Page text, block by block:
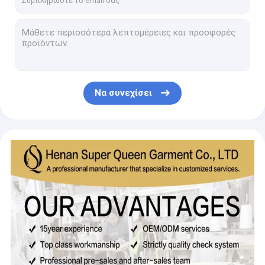
Ελαφριά παιχνίδια Τυποποιημένη κούκλα όπως δείχνει η φωτογραφία Ιδανικό δώρο για συνοδεία μωρού
Δώρο του Αγίου Βαλεντίνου Διακοσμητικά Γεμισμένα Ζώα 12cm-15cm Bear Pillow Toy
Φαρμακευτική τιμή Κούκλα Labubu χειροποίητο Κουστούμι διακόσμησης Πουλόβερ Παιχνίδι Κουστούμι Πλούσιο Κοστούμι Σετ Labubu Καρτούν φόρεμα
Χαμηλό MOQ Labubu κουκλίτσα ύφασμα πουλόβερ Παιχνίδι ύφασμα πολύχρωμο κοστούμι σετ Labubu καρτούν φόρεμα
Χαμηλό MOQ Labubu κουκλίτσα ύφασμα πουλόβερ Παιχνίδι ύφασμα πολύχρωμο κοστούμι σετ Labubu καρτούν φόρεμα
Βέλτιστη τιμή Labubu κούκλα ύφασμα Sweater Παιχνιδάκι ύφασμα πολύχρωμο κοστούμι σετ Labubu καρτούν φόρεμα
Να συνεχίσει